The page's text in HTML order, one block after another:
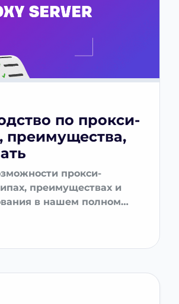
по прокси-
преимущества,
прокси-
преимуществах и
в нашем полном
получите доступ к